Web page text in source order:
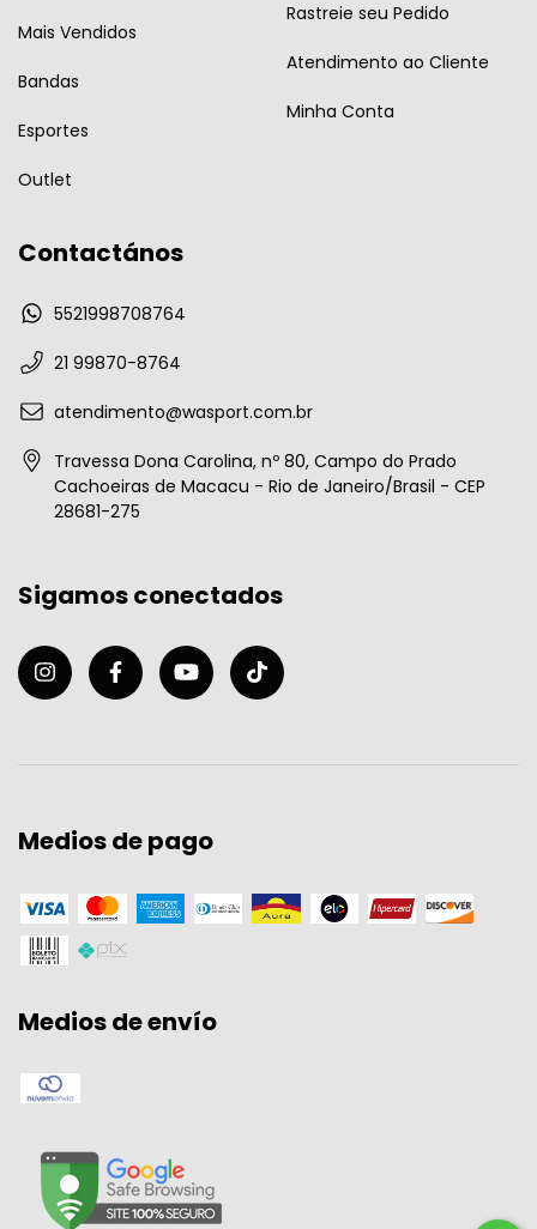
Mais Vendidos
Bandas
Esportes
Outlet
Rastreie seu Pedido
Atendimento ao Cliente
Minha Conta
Contactános
5521998708764
21 99870-8764
atendimento@wasport.com.br
Travessa Dona Carolina, nº 80, Campo do Prado
Cachoeiras de Macacu - Rio de Janeiro/Brasil - CEP
28681-275
Sigamos conectados
Medios de pago
Medios de envío